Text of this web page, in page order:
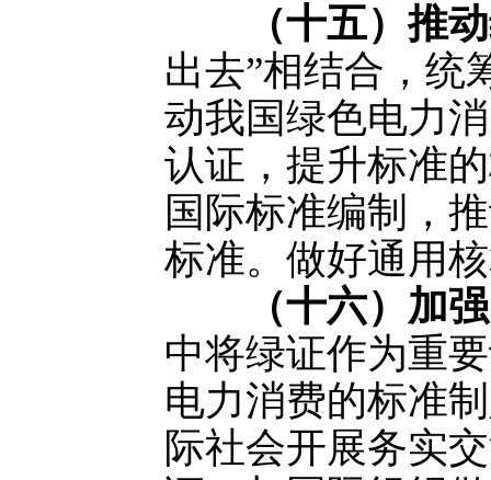
（十五）推
出去”相结合，统
动我国绿色电力
认证，提升标准
国际标准编制，
标准。做好通用
（十六）加
中将绿证作为重
电力消费的标准
际社会开展务实